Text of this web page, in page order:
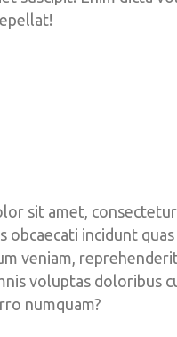
sit amet,
obcaecati incidunt
veniam,
voluptas doloribus
numquam?